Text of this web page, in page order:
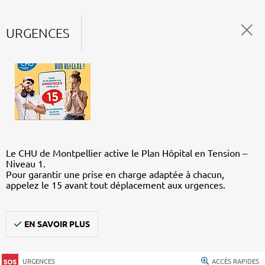
URGENCES
Le CHU de Montpellier active le Plan Hôpital en Tension –
Niveau 1.
Pour garantir une prise en charge adaptée à chacun,
appelez le 15 avant tout déplacement aux urgences.
EN SAVOIR PLUS
URGENCES ACCÈS RAPIDES